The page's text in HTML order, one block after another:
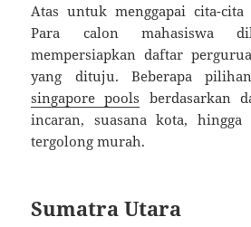
Atas untuk menggapai cita-
Para calon mahasiswa
mempersiapkan daftar
yang dituju. Beberapa
singapore pools berdasarkan
incaran, suasana kota,
tergolong murah.
Sumatra Utara